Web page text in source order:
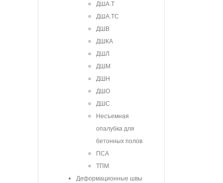
ДША.Т
ДША.ТС
ДШВ
ДШКА
ДШЛ
ДШМ
ДШН
ДШО
ДШС
Несъемная
опалубка для
бетонных полов
ПСА
ТПМ
Деформационные швы